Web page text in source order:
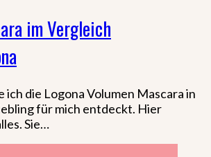
im Vergleich
ich die Logona Volumen Mascara in
für mich entdeckt. Hier
Sie…